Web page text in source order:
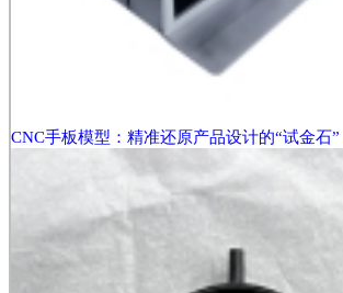
CNC手板模型：精准还原产品设计的“试金石”